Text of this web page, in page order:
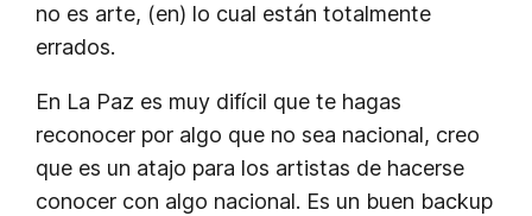
no es arte, (en) lo cual están totalmente
errados.
En La Paz es muy difícil que te hagas
reconocer por algo que no sea nacional, creo
que es un atajo para los artistas de hacerse
conocer con algo nacional. Es un buen backup